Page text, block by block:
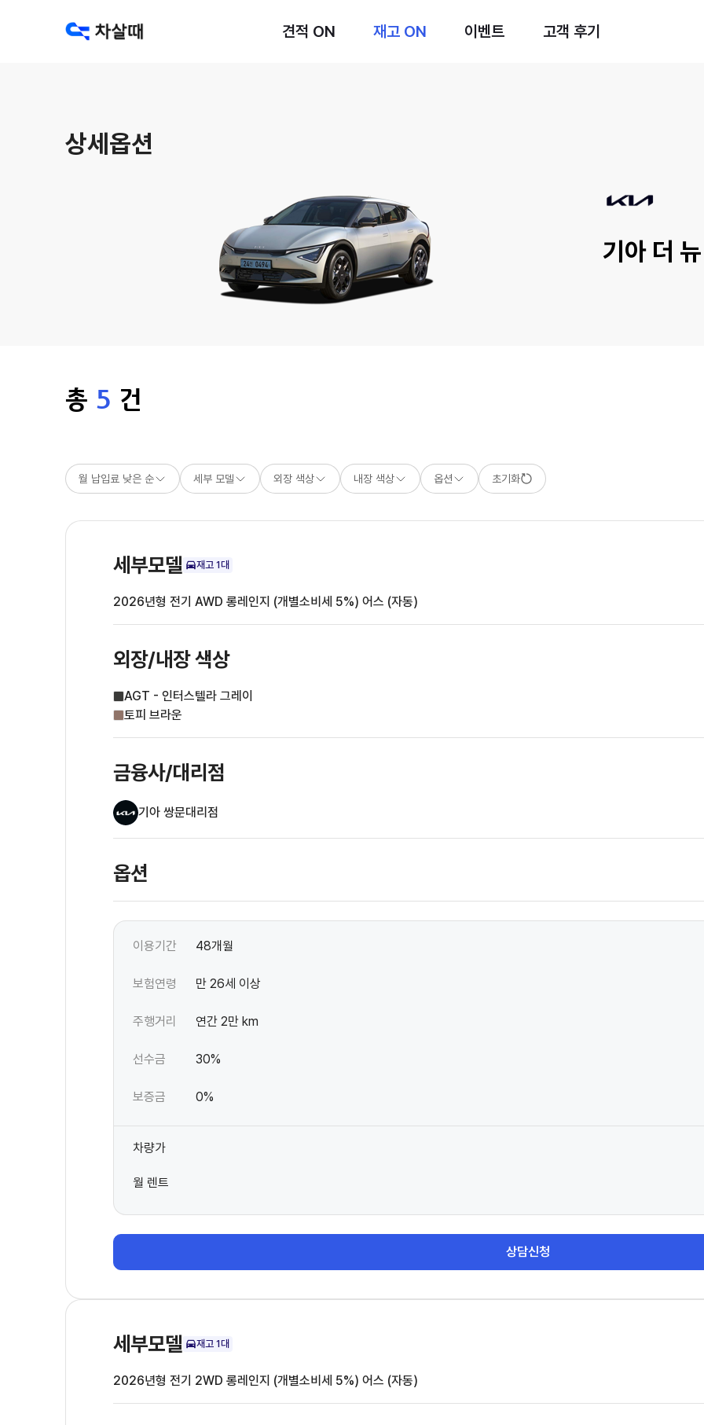
견적 ON 재고 ON 이벤트 고객 후기
상세옵션
기아 더
총 5 건
월 납입료 낮은 순 세부 모델 외장 색상 내장 색상 옵션 초기화
세부모델 재고 1대
2026년형 전기 AWD 롱레인지 (개별소비세 5%) 어스 (자동)
외장/내장색상
AGT - 인터스텔라 그레이
토피 브라운
금융사/대리점
기아 쌍문대리점
옵션
이용기간 48개월
보험연령 만 26세 이상
주행거리 연간 2만 km
선수금 30%
보증금 0%
차량가
월 렌트
상담신청
세부모델 재고 1대
2026년형 전기 2WD 롱레인지 (개별소비세 5%) 어스 (자동)